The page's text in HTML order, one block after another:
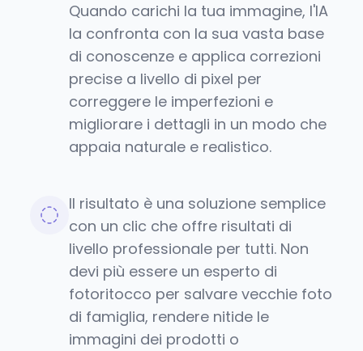
Quando carichi la tua immagine, l'IA
la confronta con la sua vasta base
di conoscenze e applica correzioni
precise a livello di pixel per
correggere le imperfezioni e
migliorare i dettagli in un modo che
appaia naturale e realistico.
Il risultato è una soluzione semplice
con un clic che offre risultati di
livello professionale per tutti. Non
devi più essere un esperto di
fotoritocco per salvare vecchie foto
di famiglia, rendere nitide le
immagini dei prodotti o